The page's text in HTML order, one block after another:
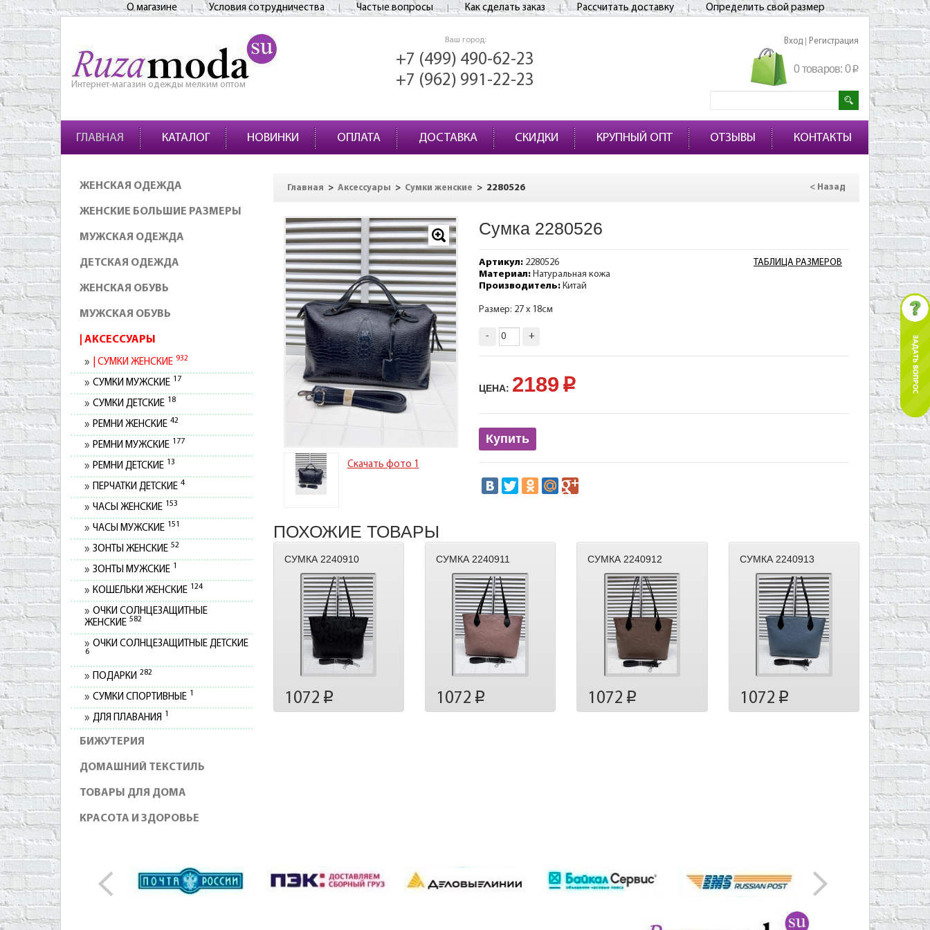
О магазине Условия сотрудничества Частые вопросы Как сделать заказ Рассчитать доставку Определить свой размер
Интернет-магазин одежды мелким оптом
Ваш город:
+7 (499) 490-62-23
+7 (962) 991-22-23
Вход Регистрация
0 товаров: 0p
ГЛАВНАЯ КАТАЛОГ НОВИНКИ ОПЛАТА ДОСТАВКА СКИДКИ КРУПНЫЙ ОПТ ОТЗЫВЫ КОНТАКТЫ
ЖЕНСКАЯ ОДЕЖДА
ЖЕНСКИЕ БОЛЬШИЕ РАЗМЕРЫ
МУЖСКАЯ ОДЕЖДА
ДЕТСКАЯ ОДЕЖДА
ЖЕНСКАЯ ОБУВЬ
МУЖСКАЯ ОБУВЬ
АКСЕССУАРЫ
СУМКИ ЖЕНСКИЕ 932
СУМКИ МУЖСКИЕ 17
СУМКИ ДЕТСКИЕ 18
РЕМНИ ЖЕНСКИЕ 42
РЕМНИ МУЖСКИЕ 177
РЕМНИ ДЕТСКИЕ 13
ПЕРЧАТКИ ДЕТСКИЕ 4
ЧАСЫ ЖЕНСКИЕ 153
ЧАСЫ МУЖСКИЕ 151
ЗОНТЫ ЖЕНСКИЕ 52
ЗОНТЫ МУЖСКИЕ 1
КОШЕЛЬКИ ЖЕНСКИЕ 124
ОЧКИ СОЛНЦЕЗАЩИТНЫЕ
ЖЕНСКИЕ 582
ОЧКИ СОЛНЦЕЗАЩИТНЫЕ ДЕТСКИЕ
6
ПОДАРКИ 282
СУМКИ СПОРТИВНЫЕ 1
ДЛЯ ПЛАВАНИЯ 1
БИЖУТЕРИЯ
ДОМАШНИЙ ТЕКСТИЛЬ
ТОВАРЫ ДЛЯ ДОМА
КРАСОТА И ЗДОРОВЬЕ
Главная > Аксессуары > Сумки женские > 2280526 < Назад
Скачать фото 1
Сумка 2280526
ТАБЛИЦА РАЗМЕРОВ
Артикул:2280526
Материал:Натуральная кожа
Производитель:Китай
Размер: 27 х 18см
- +
ЦЕНА: 2189 p
Купить
ПОХОЖИЕ ТОВАРЫ
СУМКА 2240910
1072 p
СУМКА 2240911
1072 p
СУМКА 2240912
1072 p
СУМКА 2240913
1072 p